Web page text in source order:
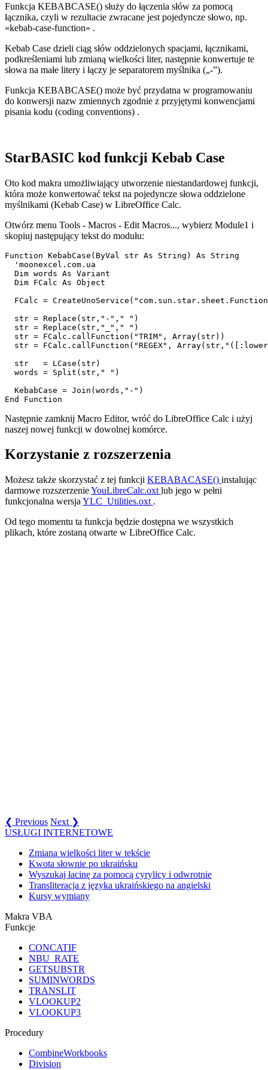
Funkcja KEBABCASE() służy do łączenia słów za pomocą
łącznika, czyli w rezultacie zwracane jest pojedyncze słowo, np.
«kebab-case-function» .
Kebab Case dzieli ciąg słów oddzielonych spacjami, łącznikami,
podkreśleniami lub zmianą wielkości liter, następnie konwertuje te
słowa na małe litery i łączy je separatorem myślnika („-”).
Funkcja KEBABCASE() może być przydatna w programowaniu
do konwersji nazw zmiennych zgodnie z przyjętymi konwencjami
pisania kodu (coding conventions) .
StarBASIC kod funkcji Kebab Case
Oto kod makra umożliwiający utworzenie niestandardowej funkcji,
która może konwertować tekst na pojedyncze słowa oddzielone
myślnikami (Kebab Case) w LibreOffice Calc.
Otwórz menu Tools - Macros - Edit Macros..., wybierz Module1 i
skopiuj następujący tekst do modułu:
Function KebabCase(ByVal str As String) As String
  'moonexcel.com.ua
  Dim words As Variant
  Dim FCalc As Object
FCalc =
  str = Replace(str,"-"," ")
  str = Replace(str,"_"," ")
  str = FCalc.callFunction("TRIM", Array(str))
str = FCalc.callFunction("REGEX",
  str   = LCase(str)
  words = Split(str," ")
  KebabCase = Join(words,"-")
Następnie zamknij Macro Editor, wróć do LibreOffice Calc i użyj
naszej nowej funkcji w dowolnej komórce.
Korzystanie z rozszerzenia
Możesz także skorzystać z tej funkcji KEBABACASE() instalując
darmowe rozszerzenieYouLibreCalc.oxt lub jego w pełni
funkcjonalna wersja YLC_Utilities.oxt .
Od tego momentu ta funkcja będzie dostępna we wszystkich
plikach, które zostaną otwarte w LibreOffice Calc.
❮ Previous Next ❯
USŁUGI INTERNETOWE
Zmiana wielkości liter w tekście
Kwota słownie po ukraińsku
Wyszukaj łacinę za pomocą cyrylicy i odwrotnie
Transliteracja z języka ukraińskiego na angielski
Kursy wymiany
Makra VBA
Funkcje
CONCATIF
NBU_RATE
GETSUBSTR
SUMINWORDS
TRANSLIT
VLOOKUP2
VLOOKUP3
Procedury
CombineWorkbooks
Division